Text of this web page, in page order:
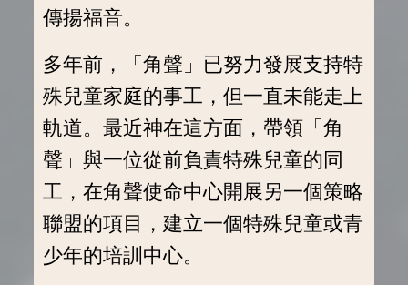
傳揚福音。
多年前，「角聲」已努力發展支持特
殊兒童家庭的事工，但一直未能走上
軌道。最近神在這方面，帶領「角
聲」與一位從前負責特殊兒童的同
工，在角聲使命中心開展另一個策略
聯盟的項目，建立一個特殊兒童或青
少年的培訓中心。